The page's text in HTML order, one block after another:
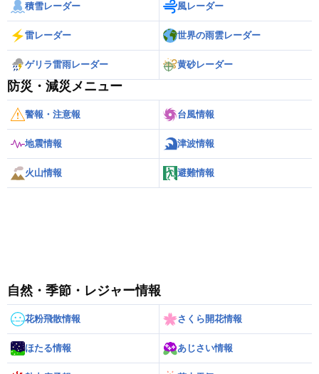
積雪レーダー 風レーダー
雷レーダー 世界の雨雲レーダー
ゲリラ雷雨レーダー 黄砂レーダー
防災・減災メニュー
警報・注意報 台風情報
地震情報 津波情報
火山情報 避難情報
自然・季節・レジャー情報
花粉飛散情報 さくら開花情報
ほたる情報 あじさい情報